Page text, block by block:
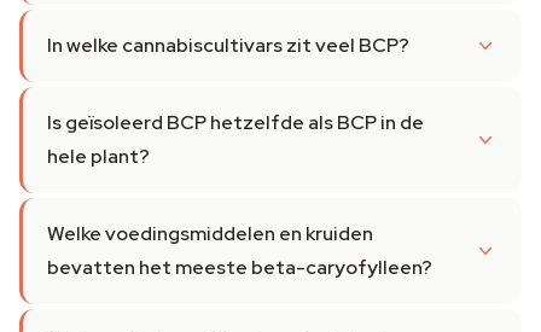
In welke cannabiscultivars zit veel BCP?
Is geïsoleerd BCP hetzelfde als BCP in de
hele plant?
Welke voedingsmiddelen en kruiden
bevatten het meeste beta-caryofylleen?